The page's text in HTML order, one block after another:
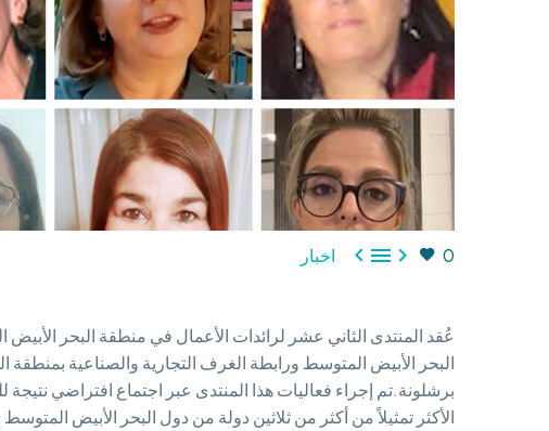
0
 اخبار
البحر الأبيض المتوسط ورابطة الغرف التجارية والصناعية
الأكثر تمثيلاً من أكثر من ثلاثين دولة من دول البحر الأبيض